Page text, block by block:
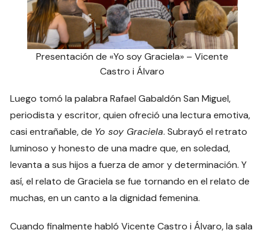
Presentación de «Yo soy Graciela» – Vicente
Castro i Álvaro
Luego tomó la palabra Rafael Gabaldón San Miguel,
periodista y escritor, quien ofreció una lectura emotiva,
casi entrañable, de Yo soy Graciela. Subrayó el retrato
luminoso y honesto de una madre que, en soledad,
levanta a sus hijos a fuerza de amor y determinación. Y
así, el relato de Graciela se fue tornando en el relato de
muchas, en un canto a la dignidad femenina.
Cuando finalmente habló Vicente Castro i Álvaro, la sala